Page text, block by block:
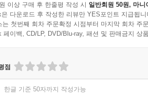
이상 구매 후 한줄평 작성 시 일반회원 50원, 마니
은 다운로드 후 작성한 리뷰만 YES포인트 지급됩니
는 첫번째 회차 주문확정 시점부터 마지막 회차 주
페이백, CD/LP, DVD/Blu-ray, 패션 및 판매금지 상
점
한글 기준 50자까지 작성가능